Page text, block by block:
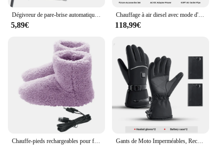
Dégivreur de pare-brise automatique portable, sèche-linge, dél'offre bueur de pare-brise automatique, chauffage rapide, résistant à 360, 12V
5,89€
Chauffage à air diesel avec mode d'altitude, chauffage de stationnement pour voitures, tente de camping-car, LCD et Bluetooth, boîte à outils TB10, 8KW, 12V, 24V, 110 V-240V
118,99€
Gants de Moto Imperméables, Rechargeables et Chauffants Thermiques, Équipement Chaud pour Motoneige, Ski, Écran Tactile pour l'Hiver